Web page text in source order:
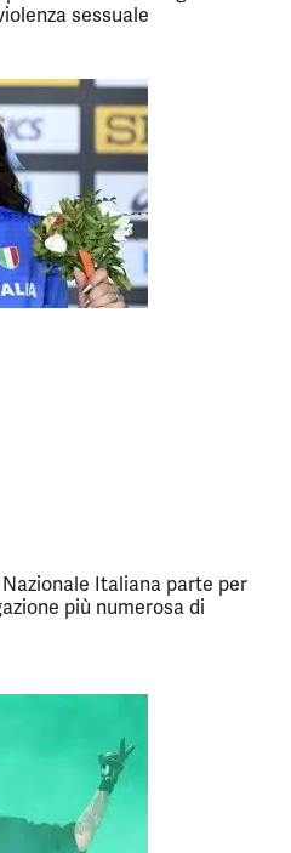
sessuale
Italiana parte per
più numerosa di